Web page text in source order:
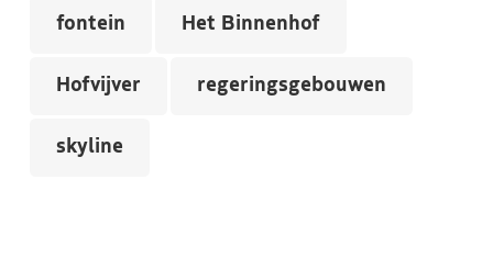
fontein Het Binnenhof
Hofvijver regeringsgebouwen
skyline